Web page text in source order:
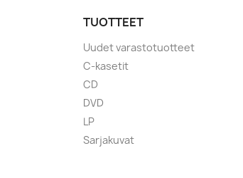
TUOTTEET
Uudet varastotuotteet
C-kasetit
CD
DVD
LP
Sarjakuvat